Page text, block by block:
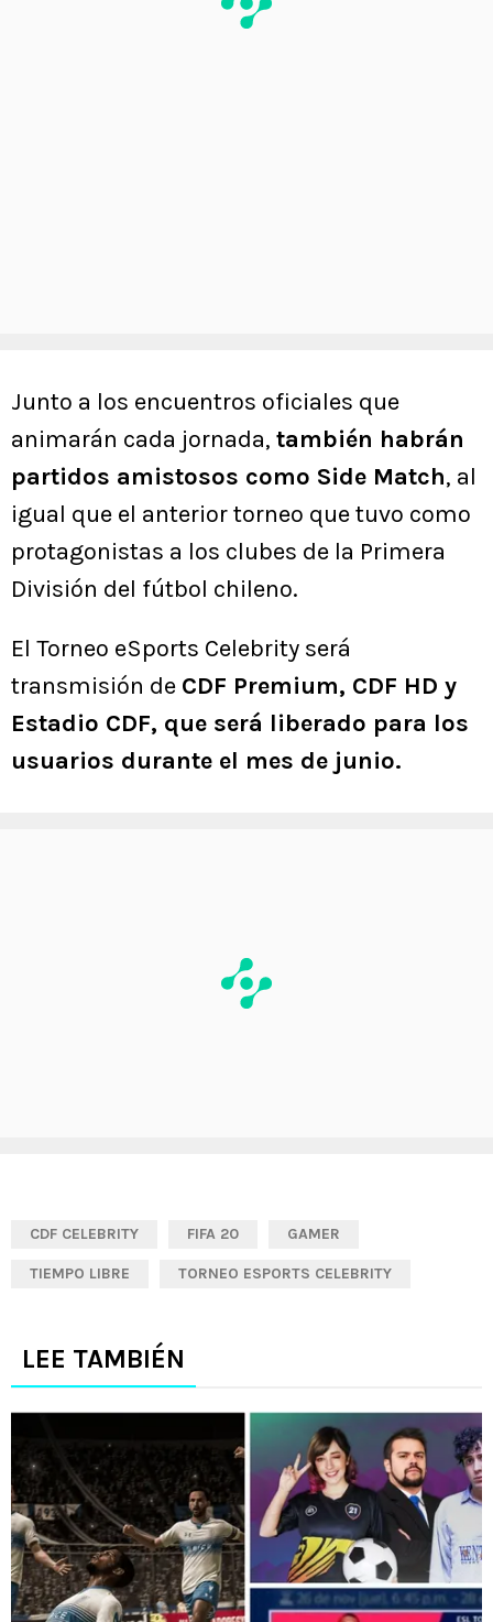
Junto a los encuentros oficiales que
animarán cada jornada, también habrán
partidos amistosos como Side Match, al
igual que el anterior torneo que tuvo como
protagonistas a los clubes de la Primera
División del fútbol chileno.
El Torneo eSports Celebrity será
transmisión de CDF Premium, CDF HD y
Estadio CDF, que será liberado para los
usuarios durante el mes de junio.
CDF CELEBRITY FIFA 20 GAMER
TIEMPO LIBRE TORNEO ESPORTS CELEBRITY
LEE TAMBIÉN